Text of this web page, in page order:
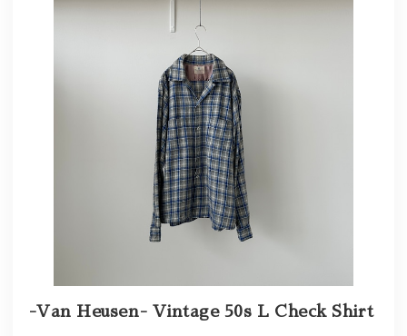
-Van Heusen- Vintage 50s L Check Shirt